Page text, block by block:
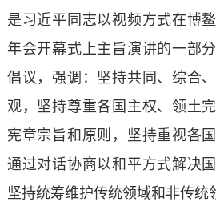
是习近平同志以视频方式在博
年会开幕式上主旨演讲的一部
倡议，强调：坚持共同、综合
观，坚持尊重各国主权、领土
宪章宗旨和原则，坚持重视各
通过对话协商以和平方式解决
坚持统筹维护传统领域和非传统